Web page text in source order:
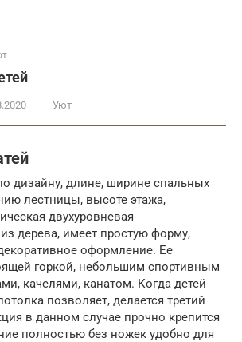
Уют
дизайну, длине, ширине спальных
лестницы, высоте этажа,
двухуровневая
из дерева, имеет простую форму,
оформление. Ее
горкой, небольшим спортивным
качелями, канатом. Когда детей
позволяет, делается третий
в данном случае прочно крепится
полностью без ножек удобно для